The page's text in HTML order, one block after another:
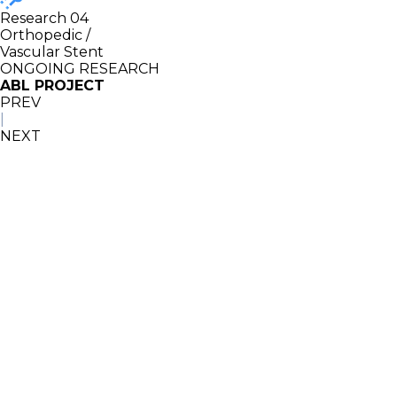
Research 04
Orthopedic /
Vascular Stent
ONGOING RESEARCH
ABL PROJECT
PREV
NEXT